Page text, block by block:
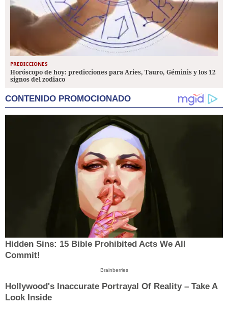
PREDICCIONES
Horóscopo de hoy: predicciones para Aries, Tauro, Géminis y los 12
signos del zodiaco
CONTENIDO PROMOCIONADO
Hidden Sins: 15 Bible Prohibited Acts We All
Commit!
Brainberries
Hollywood's Inaccurate Portrayal Of Reality – Take A
Look Inside